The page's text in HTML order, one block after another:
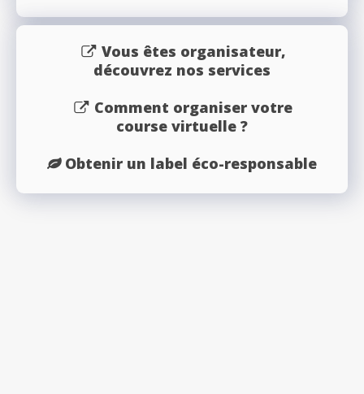
Vous êtes organisateur,
découvrez nos services
Comment organiser votre
course virtuelle ?
Obtenir un label éco-responsable